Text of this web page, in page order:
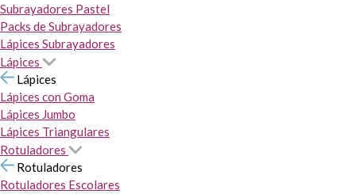
Subrayadores Pastel
Packs de Subrayadores
Lápices Subrayadores
Lápices
Lápices
Lápices con Goma
Lápices Jumbo
Lápices Triangulares
Rotuladores
Rotuladores
Rotuladores Escolares